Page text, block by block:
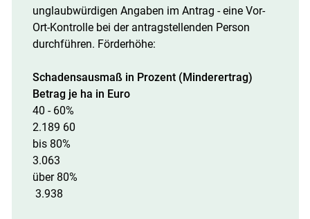
unglaubwürdigen Angaben im Antrag - eine Vor-
Ort-Kontrolle bei der antragstellenden Person
durchführen. Förderhöhe:
Schadensausmaß in Prozent (Minderertrag)
Betrag je ha in Euro
40 - 60%
2.189 60
bis 80%
3.063
über 80%
3.938